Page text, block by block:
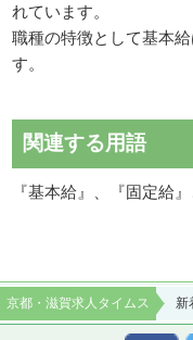
れています。
職種の特徴として基本
す。
関連する用語
『基本給』、『固定給
京都・滋賀求人タイムス 新